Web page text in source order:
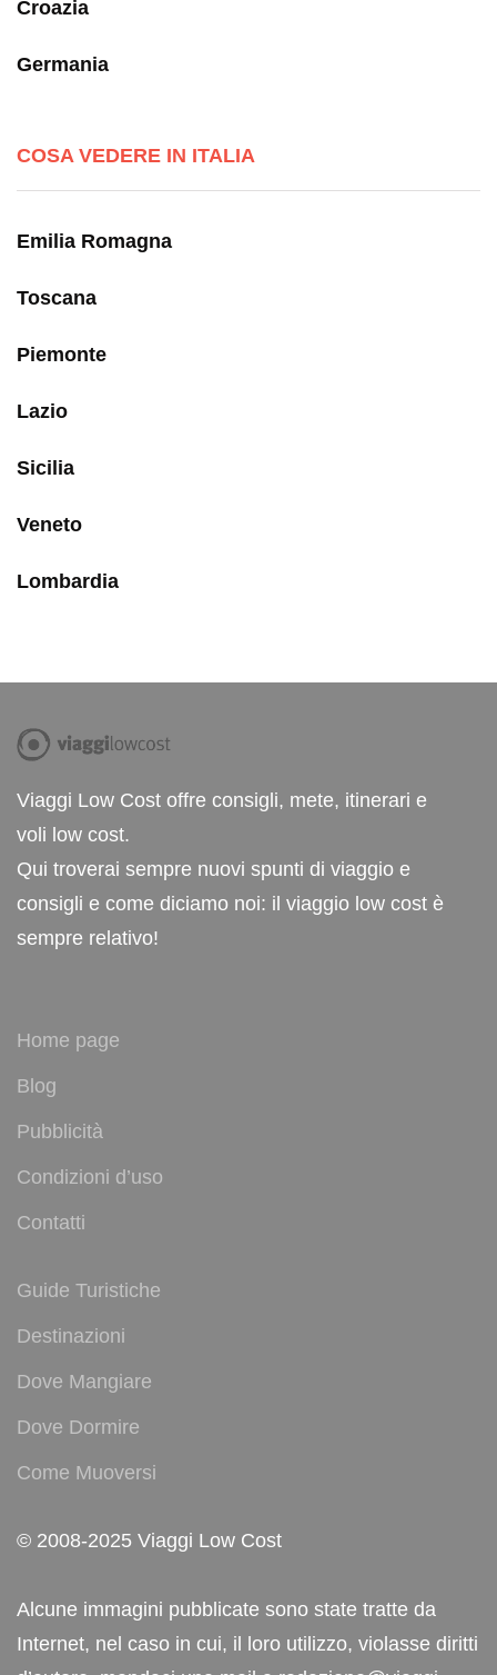
Croazia
Germania
COSA VEDERE IN ITALIA
Emilia Romagna
Toscana
Piemonte
Lazio
Sicilia
Veneto
Lombardia
Viaggi Low Cost offre consigli, mete, itinerari e
voli low cost.
Qui troverai sempre nuovi spunti di viaggio e
consigli e come diciamo noi: il viaggio low cost è
sempre relativo!
Home page
Blog
Pubblicità
Condizioni d’uso
Contatti
Guide Turistiche
Destinazioni
Dove Mangiare
Dove Dormire
Come Muoversi
© 2008-2025 Viaggi Low Cost
Alcune immagini pubblicate sono state tratte da
Internet, nel caso in cui, il loro utilizzo, violasse diritti